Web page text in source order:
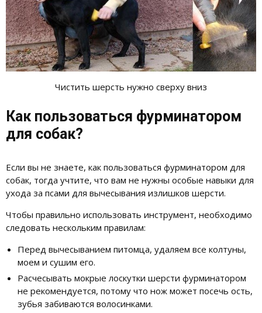
Чистить шерсть нужно сверху вниз
Как пользоваться фурминатором
для собак?
Если вы не знаете, как пользоваться фурминатором для
собак, тогда учтите, что вам не нужны особые навыки для
ухода за псами для вычесывания излишков шерсти.
Чтобы правильно использовать инструмент, необходимо
следовать нескольким правилам:
Перед вычесыванием питомца, удаляем все колтуны,
моем и сушим его.
Расчесывать мокрые лоскутки шерсти фурминатором
не рекомендуется, потому что нож может посечь ость,
зубья забиваются волосинками.